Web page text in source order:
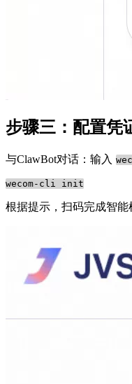
步骤三：配置凭
与ClawBot对话：输入
根据提示，扫码完成智能